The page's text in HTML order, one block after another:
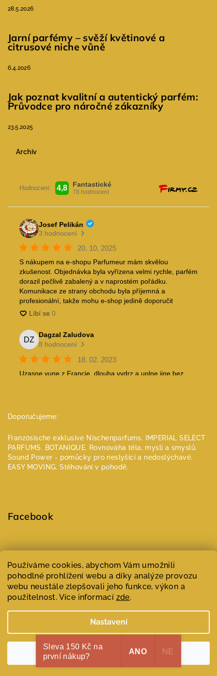
Používáme cookies, abychom Vám umožnili
pohodlné prohlížení webu a díky analýze provozu
webu neustále zlepšovali jeho funkce, výkon a
použitelnost. Více informací zde.
Nastavení
Souhlasím
28.5.2026
Jarní parfémy – svěží květinové a
citrusové niche vůně
6.4.2026
Jak poznat kvalitní a autentický parfém:
Průvodce pro náročné zákazníky
23.5.2025
Archiv
Doporučujeme:
Französische exklusive Nischenparfums.
IMPERIAL SELECT
PARFUMS. BOTANIQUE. Rovnováha těla, mysli a smyslů.
Sound Power - pomůcky pro neslyšící a nedoslýchavé.
EASY MOVING. Stěhování v pohodě.
Facebook
Copyright 2026Parfumeur | Niche parfémy . Všechna práva
vyhrazena.Upravit nastavení cookies
Sleva 150 Kč na
první nákup?
ANO NE